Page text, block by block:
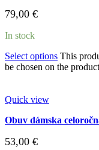
79,00 €
In stock
Select options This
be chosen on the
Quick view
Obuv dámska
53,00 €